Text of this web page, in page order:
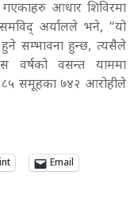
गएकाहरु आधार शिविरमा
अर्यालले भने, “यो
सम्भावना हुन्छ, त्यसैले
वसन्त याममा
८५ समूहका ७४२ आरोहीले
Email